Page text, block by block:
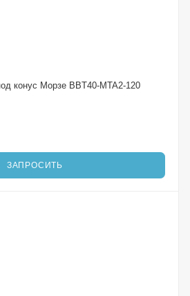
конус Морзе BBT40-MTA2-120
ЗАПРОСИТЬ